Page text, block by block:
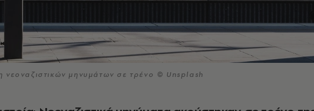
νεοναζιστικών μηνυμάτων σε τρένο © Unsplash